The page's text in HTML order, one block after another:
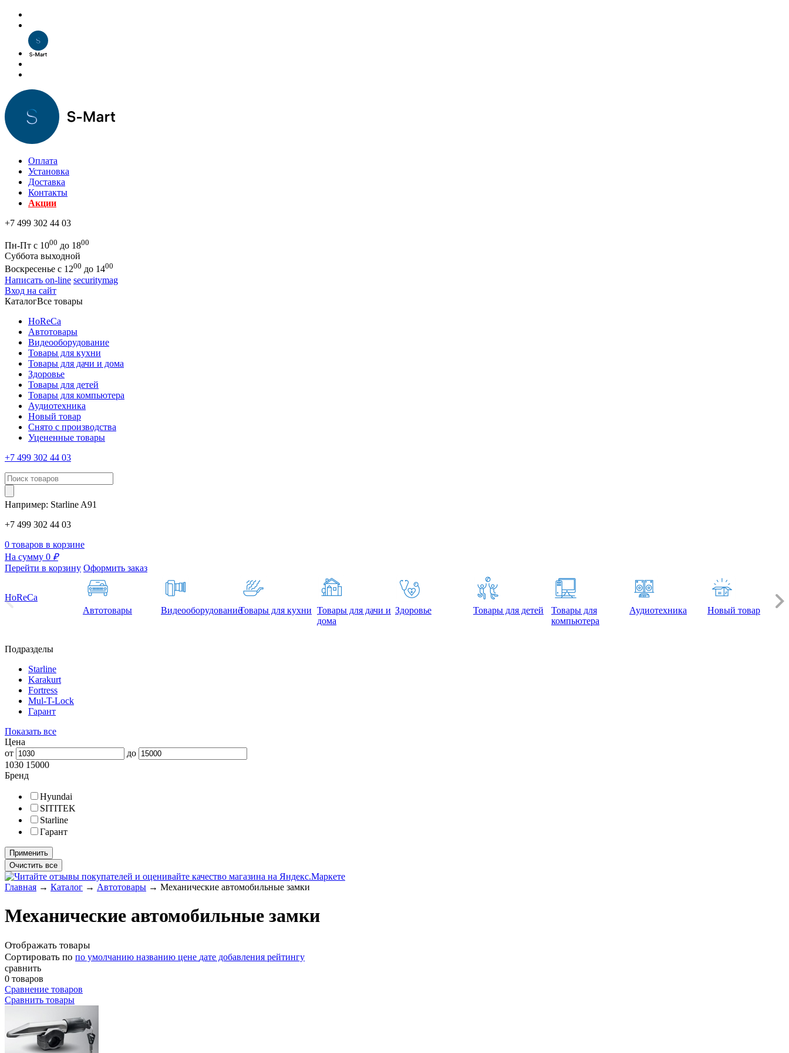
Оплата
Установка
Доставка
Контакты
Акции
+7 499 302 44 03
Пн-Пт с 1000 до 1800
Суббота выходной
Воскресенье с 1200 до 1400
Написать on-line securitymag
Вход на сайт
КаталогВсе товары
HoReCa
Автотовары
Видеооборудование
Товары для кухни
Товары для дачи и дома
Здоровье
Товары для детей
Товары для компьютера
Аудиотехника
Новый товар
Снято с производства
Уцененные товары
+7 499 302 44 03
Например: Starline A91
+7 499 302 44 03
0 товаров в корзине
На сумму 0 ₽
Перейти в корзину Оформить заказ
HoReCa
Автотовары
ВидеооборудованиеТовары для кухни Товары для дачи и
дома
Здоровье Товары для детей
Товары для
компьютера
Аудиотехника Новый товар
Подразделы
Starline
Karakurt
Fortress
Mul-T-Lock
Гарант
Показать все
Цена
от
до
1030 15000
Бренд
Hyundai
SITITEK
Starline
Гарант
Главная → Каталог → Автотовары → Механические автомобильные замки
Механические автомобильные замки
Отображать товары
Сортировать по по умолчанию названию цене дате добавления рейтингу
сравнить
0 товаров
Сравнение товаров
Сравнить товары